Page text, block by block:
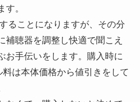
す。
ることになりますが、その分
補聴器を調整し快適で聞こえ
お手伝いをします。購入時に
は本体価格から値引きをして